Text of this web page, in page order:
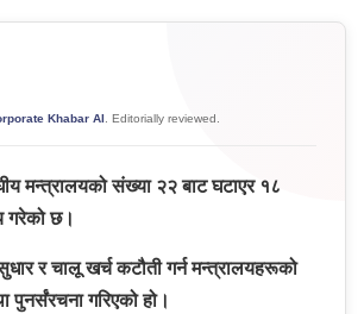
Khabar AI . Editorially reviewed.
मन्त्रालयको संख्या २२ बाट घटाएर १८
गरेको छ।
र चालू खर्च कटौती गर्न मन्त्रालयहरूको
गरिएको हो।